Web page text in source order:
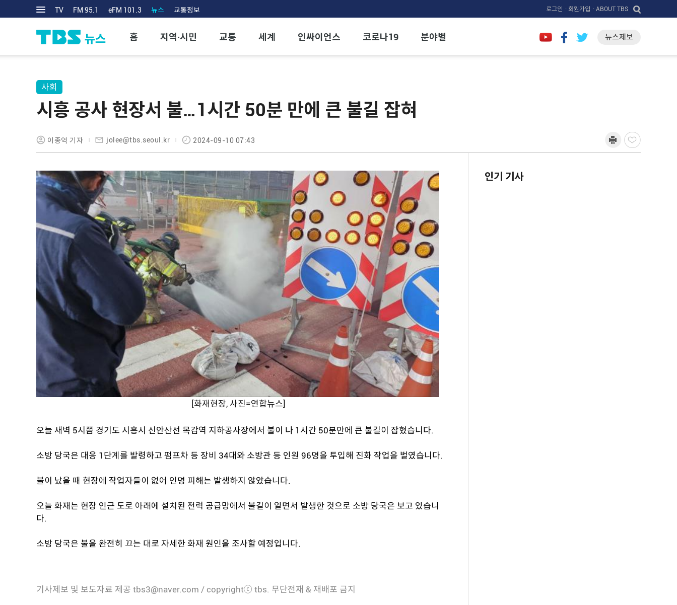
TV FM 95.1 eFM 101.3 뉴스 교통정보 로그인 · 회원가입 · ABOUT TBS
홈 지역·시민 교통 세계 인싸이언스 코로나19 분야별 뉴스제보
사회
시흥 공사 현장서 불…1시간 50분 만에 큰 불길 잡혀
이종억 기자 jolee@tbs.seoul.kr 2024-09-10 07:43
[화재현장, 사진=연합뉴스]
오늘 새벽 5시쯤 경기도 시흥시 신안산선 목감역 지하공사장에서 불이 나 1시간 50분만에 큰 불길이 잡혔습니다.
소방 당국은 대응 1단계를 발령하고 펌프차 등 장비 34대와 소방관 등 인원 96명을 투입해 진화 작업을 벌였습니다.
불이 났을 때 현장에 작업자들이 없어 인명 피해는 발생하지 않았습니다.
오늘 화재는 현장 인근 도로 아래에 설치된 전력 공급망에서 불길이 일면서 발생한 것으로 소방 당국은 보고 있습니
다.
소방 당국은 불을 완전히 끄는 대로 자세한 화재 원인을 조사할 예정입니다.
기사제보 및 보도자료 제공 tbs3@naver.com / copyrightⓒ tbs. 무단전재 & 재배포 금지
인기 기사